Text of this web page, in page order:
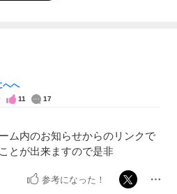
へへ
11 17
ム内のお知らせからのリンクで
とが出来ますので是非
参考になった！